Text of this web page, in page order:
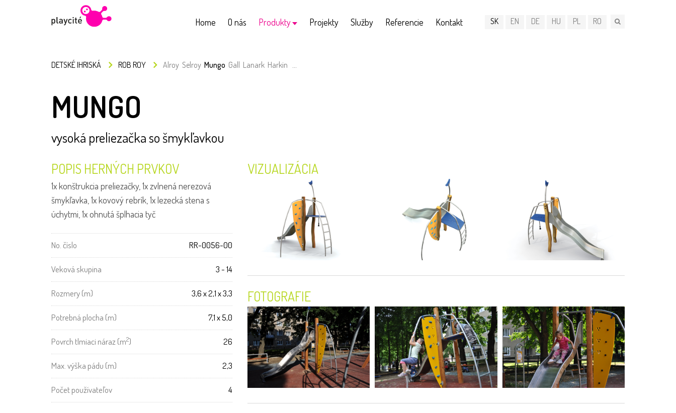
SK EN DE HU PL RO
Home O nás Produkty Projekty Služby Referencie Kontakt
DETSKÉ IHRISKÁ ROB ROY Alroy Selroy Mungo Gall Lanark Harkin ...
MUNGO
vysoká preliezačka so šmykľavkou
POPIS HERNÝCH PRVKOV
1x konštrukcia preliezačky, 1x zvlnená nerezová
šmykľavka, 1x kovový rebrík, 1x lezecká stena s
úchytmi, 1x ohnutá šplhacia tyč
No. číslo RR-0056-00
Veková skupina 3 - 14
Rozmery (m) 3,6 x 2,1 x 3,3
Potrebná plocha (m) 7,1 x 5,0
Povrch tlmiaci náraz (m2) 26
Max. výška pádu (m) 2,3
Počet používateľov 4
VIZUALIZÁCIA
FOTOGRAFIE